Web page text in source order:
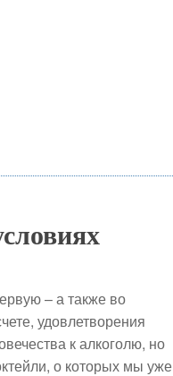
– а также во
удовлетворения
к алкоголю, но
о которых мы уже